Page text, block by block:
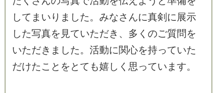
して ま い り ま した。 みなさ んに真剣 に展示
した写真を 見ていただき 、 多 く のご質問を
いただき ま した。 活動に関心を持っていた
だけたこ と を と て も嬉し く 思 ってい ま す。